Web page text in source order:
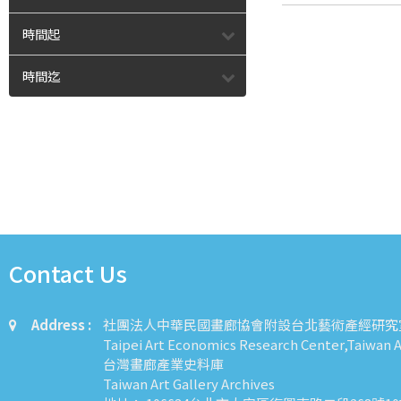
時間起
時間迄
Contact Us
Address :
社團法人中華民國畫廊協會附設台北藝術產經研究
Taipei Art Economics Research Center,Taiwan
台灣畫廊產業史料庫
Taiwan Art Gallery Archives